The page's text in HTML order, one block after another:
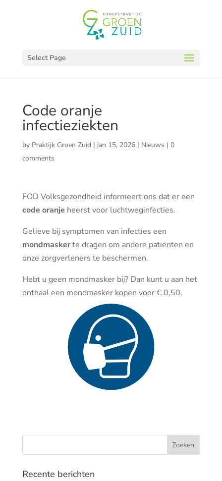
Select Page
Code oranje
infectieziekten
by Praktijk Groen Zuid | jan 15, 2026| Nieuws | 0
comments
FOD Volksgezondheid informeert ons dat er een
code oranje heerst voor luchtweginfecties.
Gelieve bij symptomen van infecties een
mondmaskerte dragen om andere patiënten en
onze zorgverleners te beschermen.
Hebt u geen mondmasker bij? Dan kunt u aan het
onthaal een mondmasker kopen voor € 0,50.
Recente berichten